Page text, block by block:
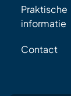
Praktische
informatie
Contact